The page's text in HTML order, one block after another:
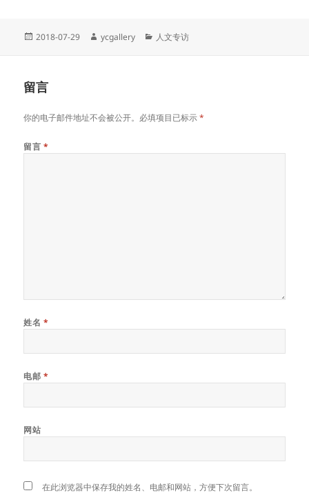
Posted
2018-07-29 Author
ycgallery Categories
人文专访
留言
你的电子邮件地址不会被公开。必填项目已标示*
留言 *
姓名 *
电邮 *
网站
在此浏览器中保存我的姓名、电邮和网站，方便下次留言。